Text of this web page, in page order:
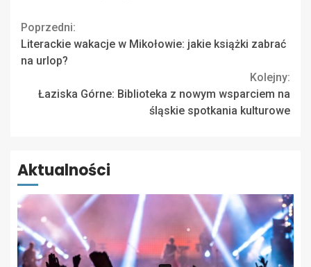
Continue
Reading
Poprzedni:
Literackie wakacje w Mikołowie: jakie książki zabrać
na urlop?
Kolejny:
Łaziska Górne: Biblioteka z nowym wsparciem na
śląskie spotkania kulturowe
Aktualności